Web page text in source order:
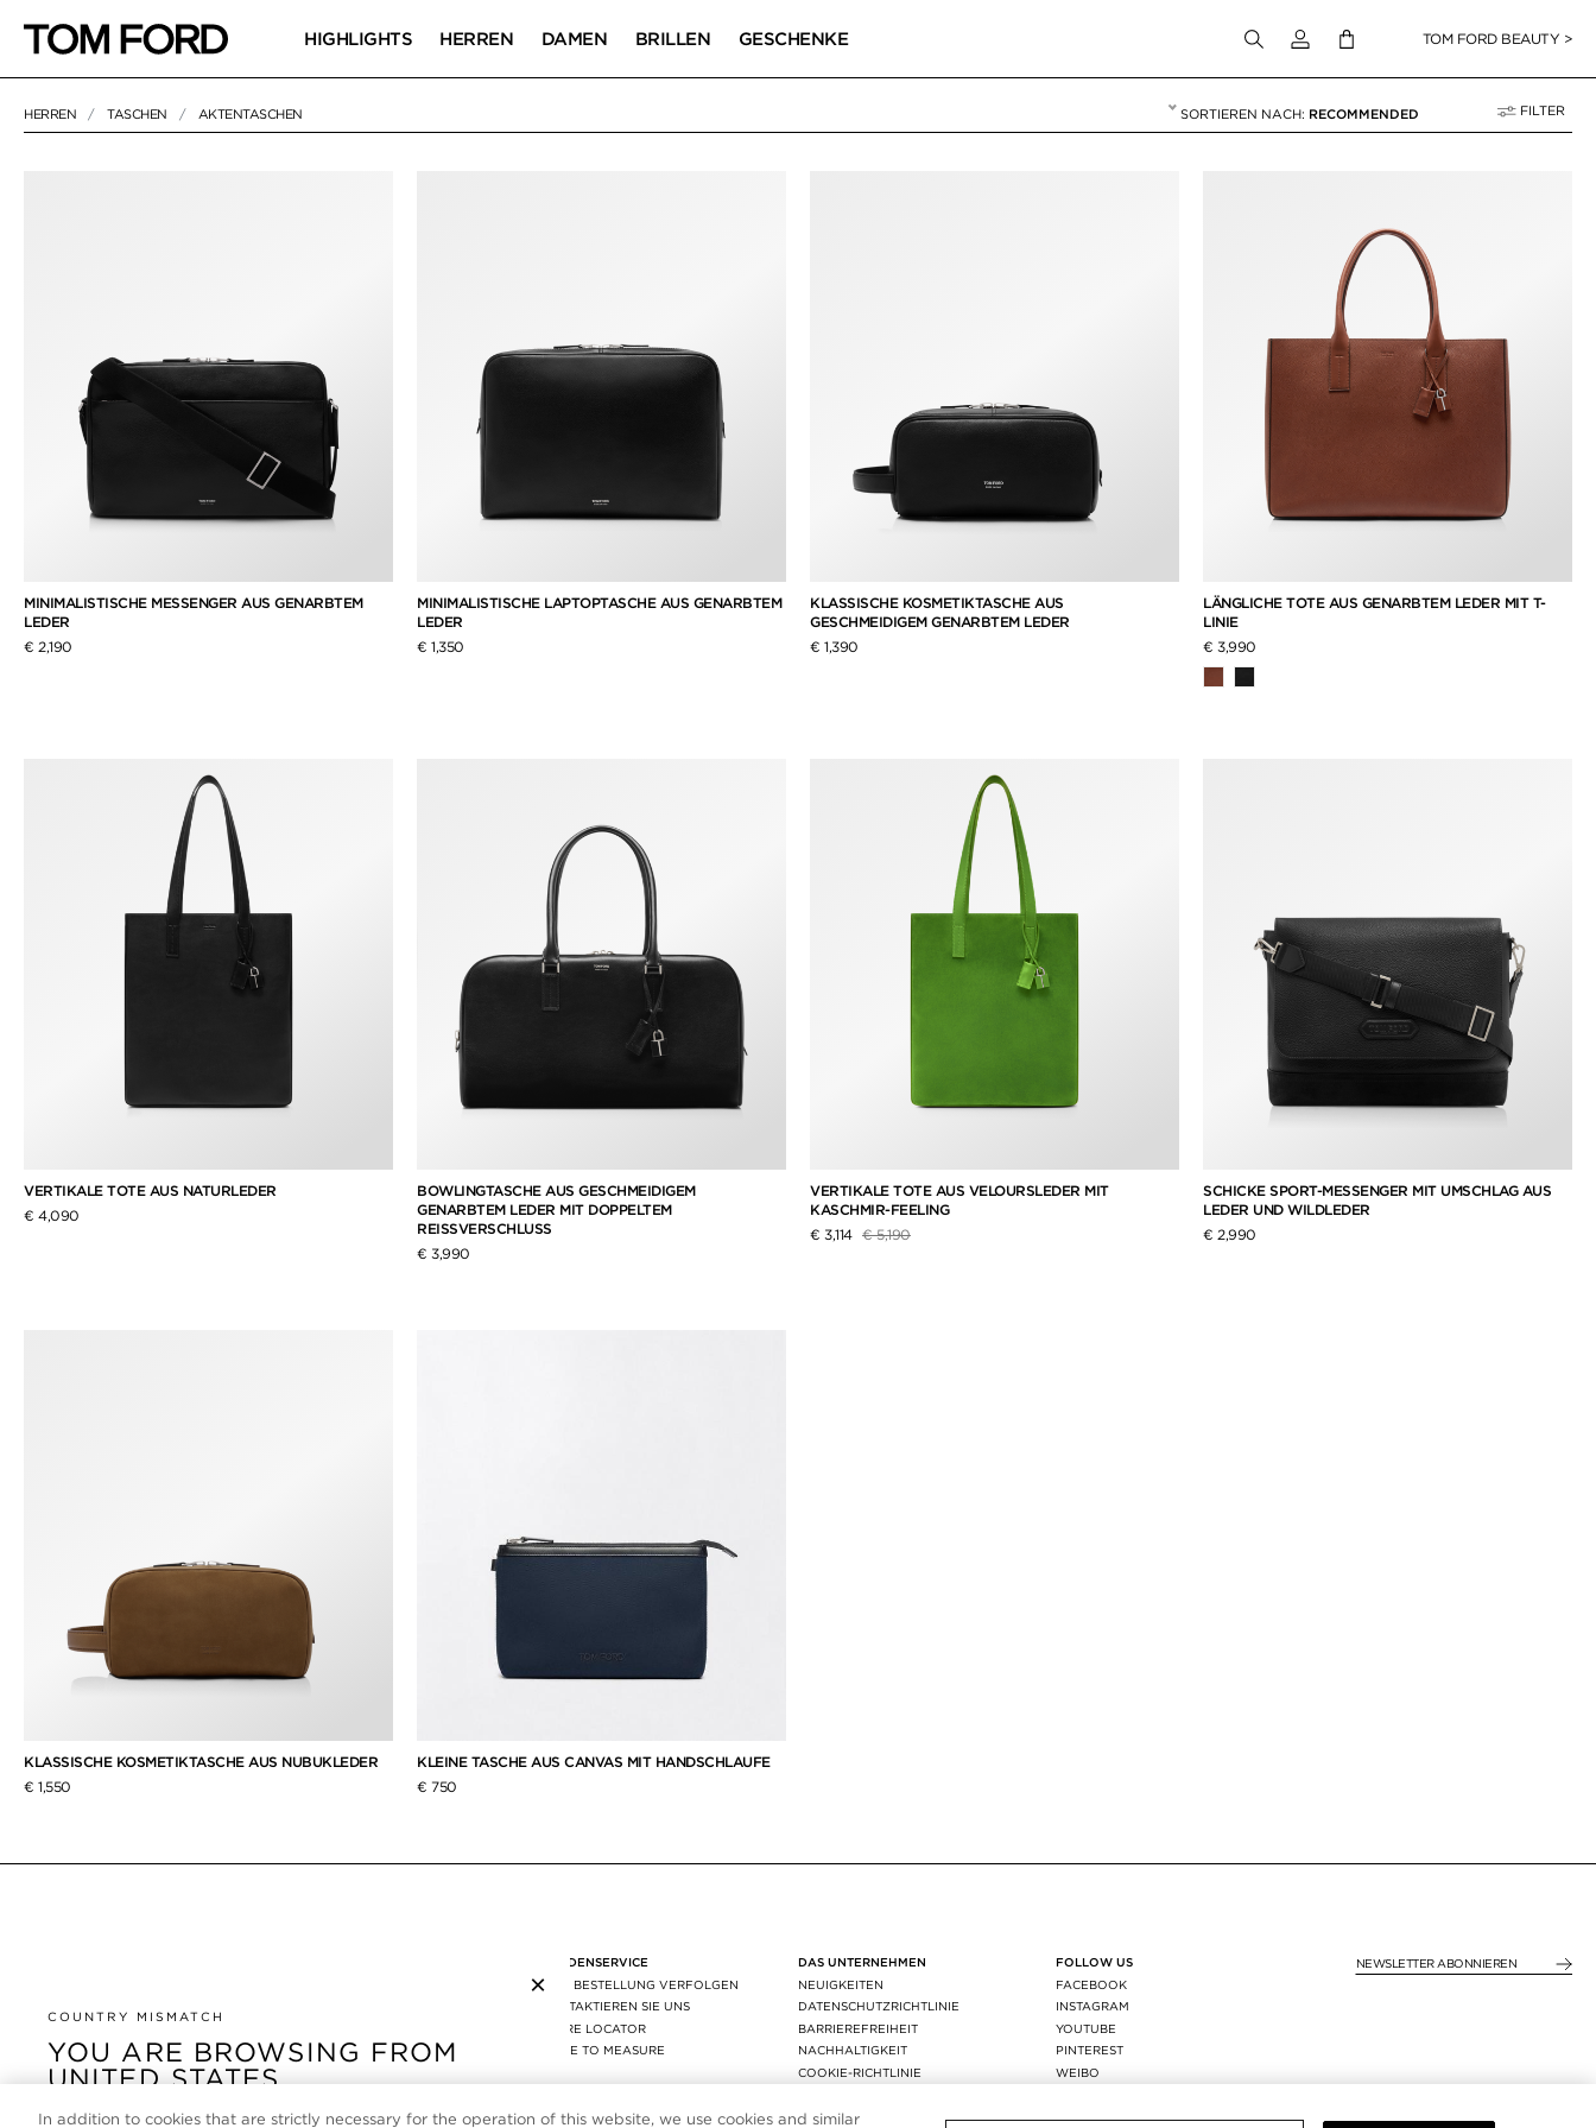
HIGHLIGHTS HERREN DAMEN BRILLEN GESCHENKE Melden Sie sich bei Ihrem Konto an
TOM FORD BEAUTY >
HERREN TASCHEN AKTENTASCHEN RECOMMENDED FILTER
11 RESULTS FOR> "AKTENTASCHEN"
MINIMALISTISCHE MESSENGER AUS GENARBTEM
LEDER
€ 2,190
MINIMALISTISCHE LAPTOPTASCHE AUS GENARBTEM
LEDER
€ 1,350
KLASSISCHE KOSMETIKTASCHE AUS
GESCHMEIDIGEM GENARBTEM LEDER
€ 1,390
LÄNGLICHE TOTE AUS GENARBTEM LEDER MIT T-
LINIE
€ 3,990
VERTIKALE TOTE AUS NATURLEDER
€ 4,090
BOWLINGTASCHE AUS GESCHMEIDIGEM
GENARBTEM LEDER MIT DOPPELTEM
REISSVERSCHLUSS
€ 3,990
VERTIKALE TOTE AUS VELOURSLEDER MIT
KASCHMIR-FEELING
€ 3,114 Preis reduziert von
€ 5,190auf
SCHICKE SPORT-MESSENGER MIT UMSCHLAG AUS
LEDER UND WILDLEDER
€ 2,990
KLASSISCHE KOSMETIKTASCHE AUS NUBUKLEDER
€ 1,550
KLEINE TASCHE AUS CANVAS MIT HANDSCHLAUFE
€ 750
×
COUNTRY MISMATCH
YOU ARE BROWSING FROM
UNITED STATES
It looks like you are visiting us from United States, but
KUNDENSERVICE
IHRE BESTELLUNG VERFOLGEN
KONTAKTIEREN SIE UNS
STORE LOCATOR
MADE TO MEASURE
AGEC
DAS UNTERNEHMEN
NEUIGKEITEN
DATENSCHUTZRICHTLINIE
BARRIEREFREIHEIT
NACHHALTIGKEIT
COOKIE-RICHTLINIE
FOLLOW US
FACEBOOK
INSTAGRAM
YOUTUBE
PINTEREST
WEIBO
REGION: GERMANY
In addition to cookies that are strictly necessary for the operation of this website, we use cookies and similar